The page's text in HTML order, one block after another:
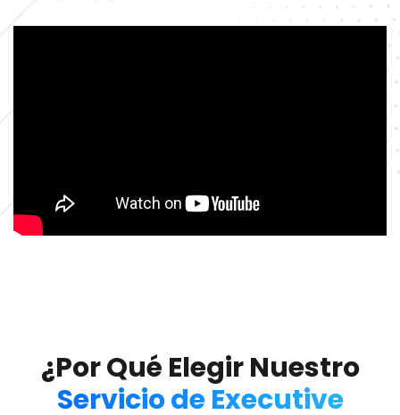
¿Por Qué Elegir Nuestro
Servicio de Executive